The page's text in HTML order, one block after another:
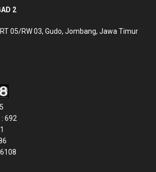
2
05/RW 03, Gudo, Jombang, Jawa Timur
692